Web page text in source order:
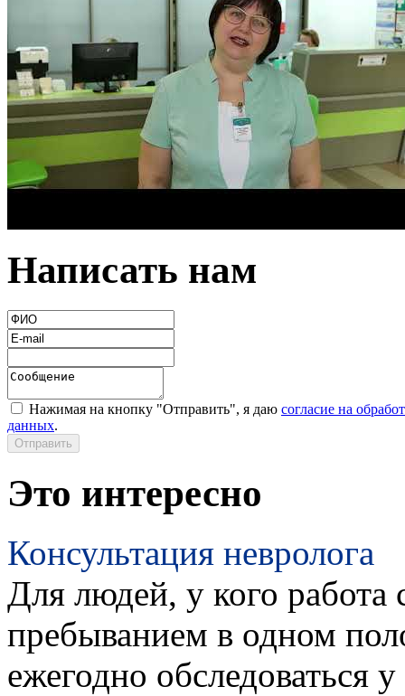
Написать нам
Нажимая на кнопку "Отправить", я даю согласие на
данных.
Это интересно
Консультация невролога
Для людей, у кого работа
пребыванием в одном
ежегодно обследоваться